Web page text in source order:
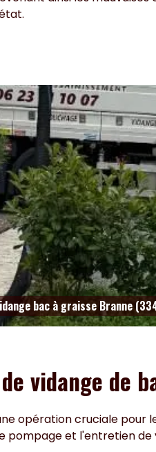
bac à graisse Branne
vidange de
opération cruciale
et l'entretien